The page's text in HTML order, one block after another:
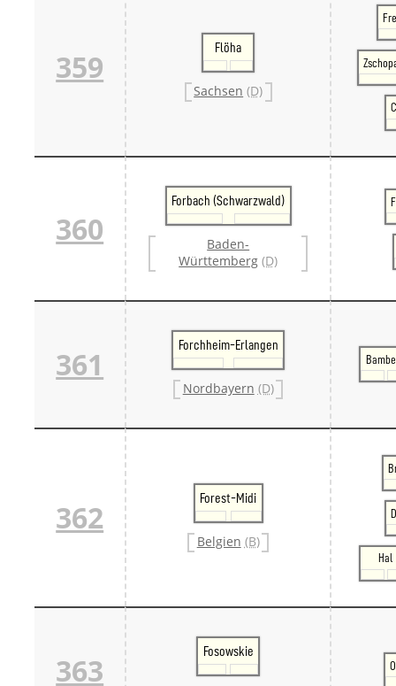
359
Flöha
Sachsen (D)
360
Forbach (Schwarzwald)
Baden-
Württemberg (D)
361
Forchheim-Erlangen
Nordbayern (D)
362
Forest-Midi
Belgien (B)
Hal
363
Fosowskie